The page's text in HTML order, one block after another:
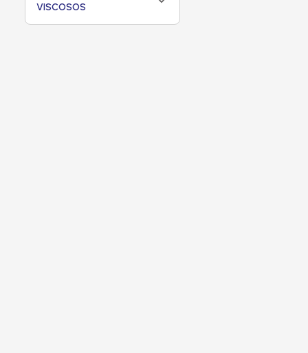
VISCOSOS